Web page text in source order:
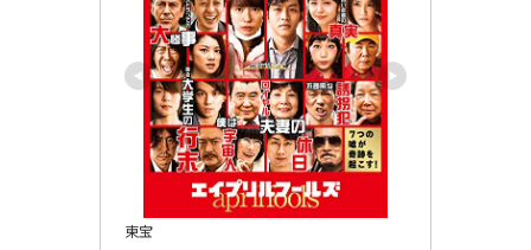
東宝